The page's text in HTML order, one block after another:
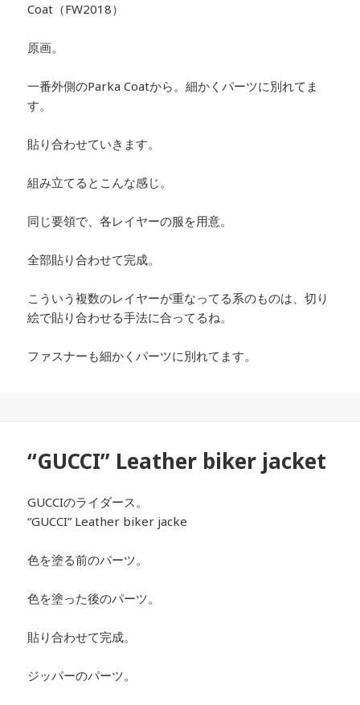
Coat（FW2018）
原画。
一番外側のParka Coatから。細かくパーツに別れてま
す。
貼り合わせていきます。
組み立てるとこんな感じ。
同じ要領で、各レイヤーの服を用意。
全部貼り合わせて完成。
こういう複数のレイヤーが重なってる系のものは、切り
絵で貼り合わせる手法に合ってるね。
ファスナーも細かくパーツに別れてます。
“GUCCI” Leather biker jacket
GUCCIのライダース。
“GUCCI” Leather biker jacke
色を塗る前のパーツ。
色を塗った後のパーツ。
貼り合わせて完成。
ジッパーのパーツ。